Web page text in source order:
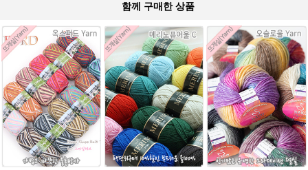
함께 구매한 상품